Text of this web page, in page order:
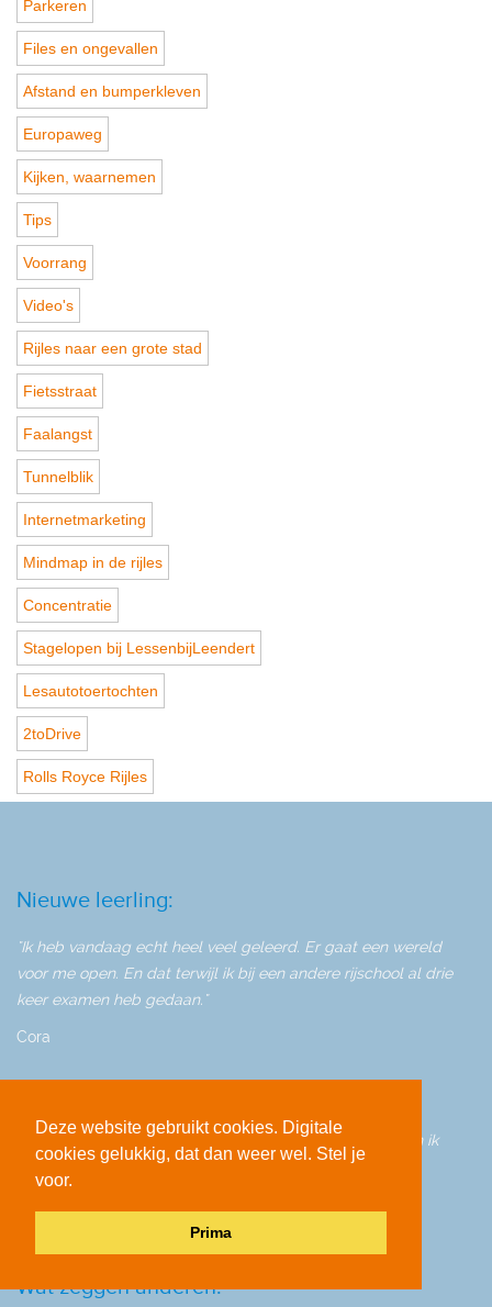
Deze website gebruikt cookies. Digitale
cookies gelukkig, dat dan weer wel. Stel je
voor.
Prima
Parkeren
Files en ongevallen
Afstand en bumperkleven
Europaweg
Kijken, waarnemen
Tips
Voorrang
Video's
Rijles naar een grote stad
Fietsstraat
Faalangst
Tunnelblik
Internetmarketing
Mindmap in de rijles
Concentratie
Stagelopen bij LessenbijLeendert
Lesautotoertochten
2toDrive
Rolls Royce Rijles
Nieuwe leerling:
"Ik heb vandaag echt heel veel geleerd. Er gaat een wereld
voor me open. En dat terwijl ik bij een andere rijschool al drie
keer examen heb gedaan."
Cora
"Ja de eerste les is me heel goed bevallen! Wanneer kan ik
weer? Ik had eerst een rijinstructeur die me niet zo goed
Wat zeggen anderen: